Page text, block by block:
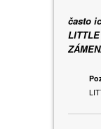
často